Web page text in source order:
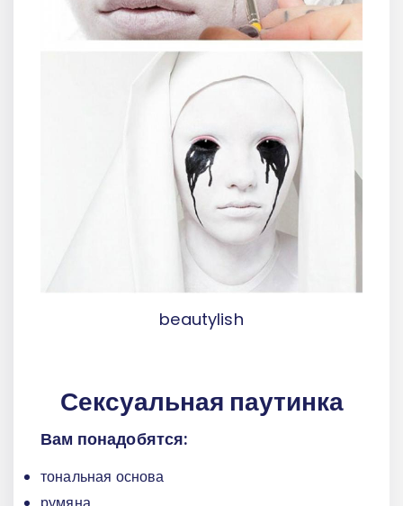
beautylish
Сексуальная паутинка
Вам понадобятся:
тональная основа